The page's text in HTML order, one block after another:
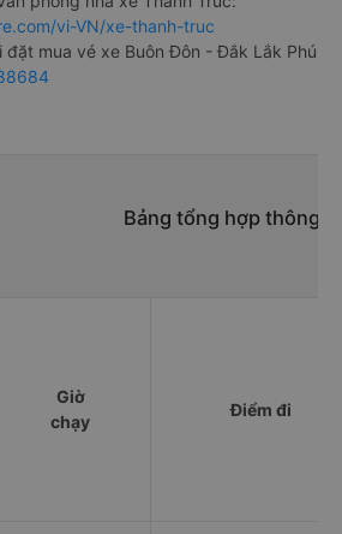
vi-VN/xe-thanh-truc
đặt mua vé xe Buôn Đôn - Đắk Lắk Phú
Bảng tổng hợp thông
Giờ
chạy
Điểm đi